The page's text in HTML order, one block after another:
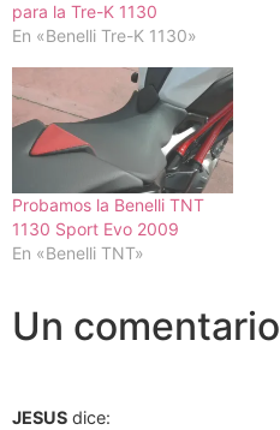
para la Tre-K 1130
En «Benelli Tre-K 1130»
Probamos la Benelli TNT
1130 Sport Evo 2009
En «Benelli TNT»
Un comentario
JESUS dice: